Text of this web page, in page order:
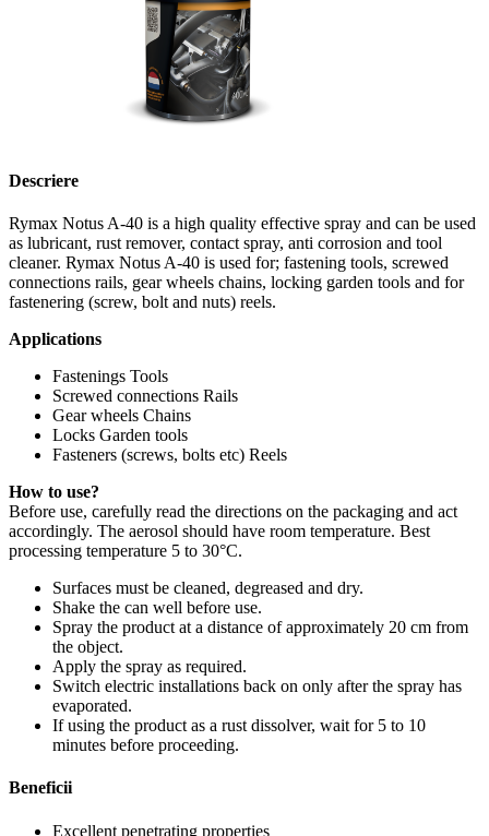
Descriere
Rymax Notus A-40 is a high quality effective spray and can be used
as lubricant, rust remover, contact spray, anti corrosion and tool
cleaner. Rymax Notus A-40 is used for; fastening tools, screwed
connections rails, gear wheels chains, locking garden tools and for
fastenering (screw, bolt and nuts) reels.
Applications
Fastenings Tools
Screwed connections Rails
Gear wheels Chains
Locks Garden tools
Fasteners (screws, bolts etc) Reels
How to use?
Before use, carefully read the directions on the packaging and act
accordingly. The aerosol should have room temperature. Best
processing temperature 5 to 30°C.
Surfaces must be cleaned, degreased and dry.
Shake the can well before use.
Spray the product at a distance of approximately 20 cm from
the object.
Apply the spray as required.
Switch electric installations back on only after the spray has
evaporated.
If using the product as a rust dissolver, wait for 5 to 10
minutes before proceeding.
Beneficii
Excellent penetrating properties